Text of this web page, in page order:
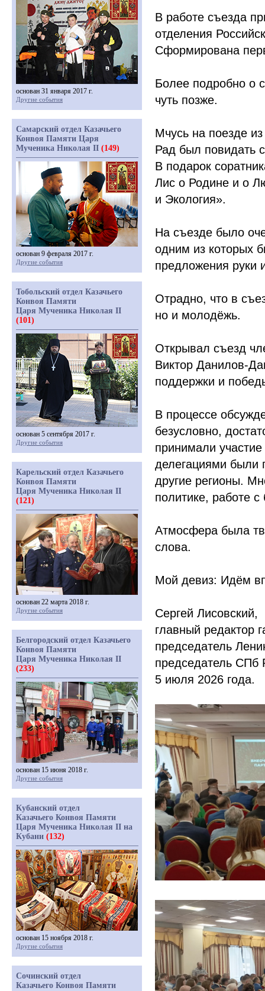
В работе съезда
отделения
Сформирована
Более подробно о
чуть позже.
Мчусь на поезде
Рад был повидать
В подарок
Лис о Родине и о
и Экология».
На съезде было
одним из которых
предложения руки
Отрадно, что в
но и молодёжь.
Открывал съезд
Виктор Данилов-
поддержки и
В процессе
безусловно,
принимали
делегациями были
другие регионы.
политике, работе с
Атмосфера была
слова.
Мой девиз: Идём
Сергей Лисовский,
главный редактор
председатель
председатель
5 июля 2026 года.
основан 31 января 2017 г.
Другие события
Самарский отдел Казачьего
Конвоя Памяти Царя
Мученика Николая II (149)
основан 9 февраля 2017 г.
Другие события
Тобольский отдел Казачьего
Конвоя Памяти
Царя Мученика Николая II
(101)
основан 5 сентября 2017 г.
Другие события
Карельский отдел Казачьего
Конвоя Памяти
Царя Мученика Николая II
(121)
основан 22 марта 2018 г.
Другие события
Белгородский отдел Казачьего
Конвоя Памяти
Царя Мученика Николая II
(233)
основан 15 июня 2018 г.
Другие события
Кубанский отдел
Казачьего Конвоя Памяти
Царя Мученика Николая II на
Кубани (132)
основан 15 ноября 2018 г.
Другие события
Сочинский отдел
Казачьего Конвоя Памяти